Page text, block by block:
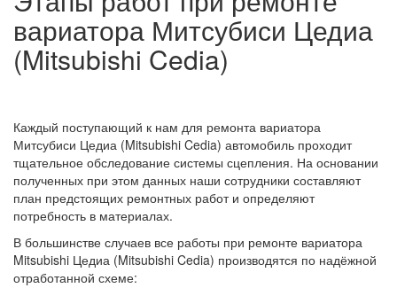
вариатора Митсубиси Цедиа
(Mitsubishi Cedia)
Каждый поступающий к нам для ремонта вариатора
Митсубиси Цедиа (Mitsubishi Cedia) автомобиль проходит
тщательное обследование системы сцепления. На основании
полученных при этом данных наши сотрудники составляют
план предстоящих ремонтных работ и определяют
потребность в материалах.
В большинстве случаев все работы при ремонте вариатора
Mitsubishi Цедиа (Mitsubishi Cedia) производятся по надёжной
отработанной схеме: